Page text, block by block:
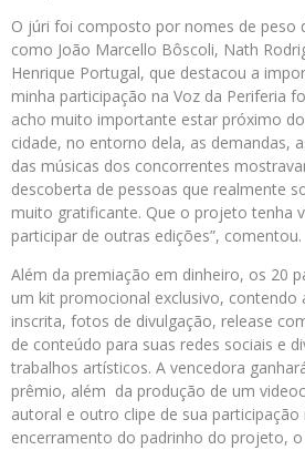
O júri foi composto por nomes de peso
como João Marcello Bôscoli, Nath
Henrique Portugal, que destacou a
minha participação na Voz da Periferia
acho muito importante estar próximo
cidade, no entorno dela, as demandas,
das músicas dos concorrentes
descoberta de pessoas que realmente
muito gratificante. Que o projeto tenha
participar de outras edições”, comentou.
Além da premiação em dinheiro, os 20
um kit promocional exclusivo, contendo
inscrita, fotos de divulgação, release
de conteúdo para suas redes sociais e
trabalhos artísticos. A vencedora
prêmio, além da produção de um
autoral e outro clipe de sua participação
encerramento do padrinho do projeto, o